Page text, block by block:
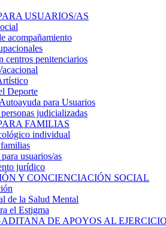
USUARIOS/AS
acompañamiento
centros penitenciarios
Deporte
para Usuarios
judicializadas
FAMILIAS
individual
usuarios/as
jurídico
Y CONCIENCIACIÓN SOCIAL
de la Salud Mental
el Estigma
DE APOYOS AL